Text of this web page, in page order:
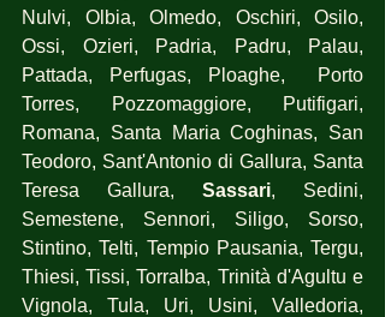
Nulvi, Olbia, Olmedo, Oschiri, Osilo,
Ossi, Ozieri, Padria, Padru, Palau,
Pattada, Perfugas, Ploaghe,  Porto
Torres, Pozzomaggiore, Putifigari,
Romana, Santa Maria Coghinas, San
Teodoro, Sant'Antonio di Gallura, Santa
Teresa Gallura, Sassari, Sedini,
Semestene, Sennori, Siligo, Sorso,
Stintino, Telti, Tempio Pausania, Tergu,
Thiesi, Tissi, Torralba, Trinità d'Agultu e
Vignola, Tula, Uri, Usini, Valledoria,